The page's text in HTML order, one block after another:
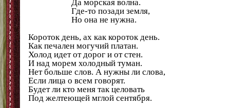
Да морская волна.
Где-то позади земля,
Но она не нужна.
Короток день, ах как короток день.
Как печален могучий платан.
Холод идет от дорог и от стен.
И над морем холодный туман.
Нет больше слов. А нужны ли слова,
Если лица о всем говорят.
Будет ли кто меня так целовать
Под желтеющей мглой сентября.